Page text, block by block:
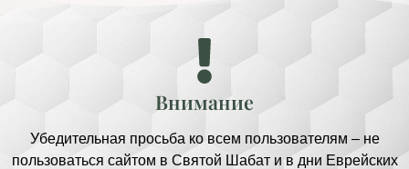
Внимание
Убедительная просьба ко всем пользователям – не
пользоваться сайтом в Святой Шабат и в дни Еврейских